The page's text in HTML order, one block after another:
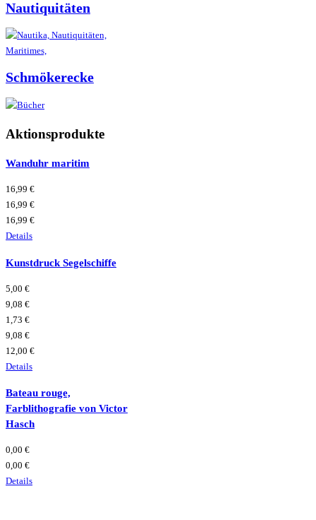
Nautiquitäten
Schmökerecke
Aktionsprodukte
Wanduhr maritim
16,99 €
16,99 €
16,99 €
Details
Kunstdruck Segelschiffe
5,00 €
9,08 €
1,73 €
9,08 €
12,00 €
Details
Bateau rouge,
Farblithografie von Victor
Hasch
0,00 €
0,00 €
Details